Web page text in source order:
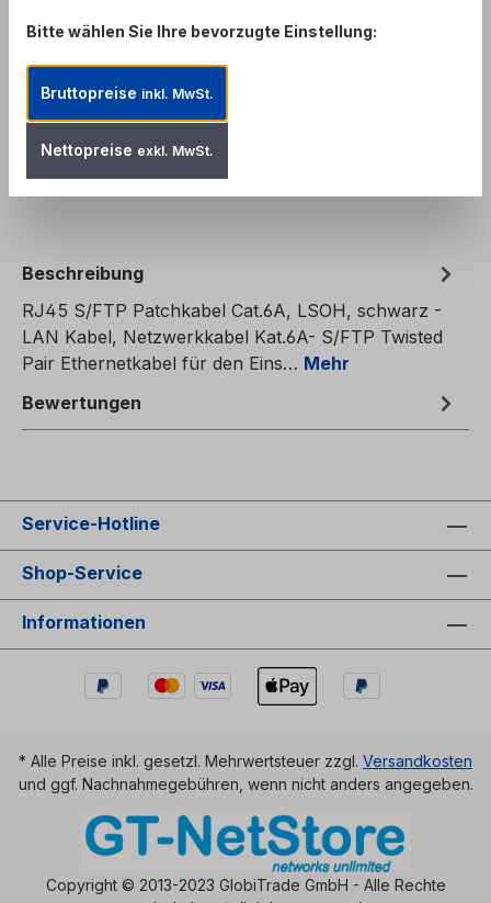
Einrichtungen. Kein Verkauf an private
Produkt Anzahl: Gib den
Zum Merkzettel hinzufügen
Produktnummer:CPC-SF6A-1-BK
Beschreibung
RJ45 S/FTP Patchkabel Cat.6A, LSOH, schwarz -
LAN Kabel, Netzwerkkabel Kat.6A- S/FTP Twisted
Pair Ethernetkabel für den Eins… Mehr
Bewertungen
Service-Hotline
Shop-Service
Informationen
* Alle Preise inkl. gesetzl. Mehrwertsteuer zzgl. Versandkosten
und ggf. Nachnahmegebühren, wenn nicht anders angegeben.
Copyright © 2013-2023 GlobiTrade GmbH - Alle Rechte
Bitte wählen Sie Ihre bevorzugte Einstellung:
Bruttopreise inkl. MwSt.
Nettopreise exkl. MwSt.